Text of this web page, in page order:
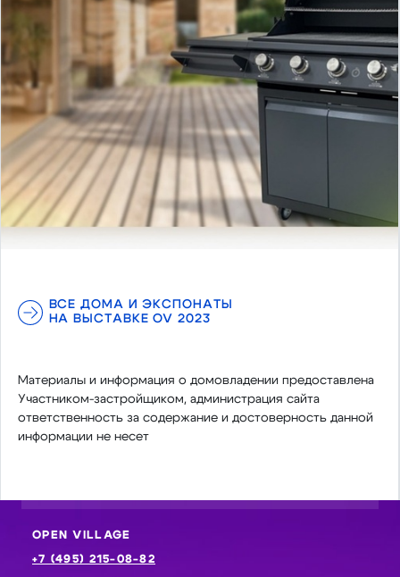
ВСЕ ДОМА И ЭКСПОНАТЫ
НА ВЫСТАВКЕ OV 2023
Материалы и информация о домовладении предоставлена
Участником-застройщиком, администрация сайта
ответственность за содержание и достоверность данной
информации не несет
OPEN VILLAGE
+7 (495) 215-08-82